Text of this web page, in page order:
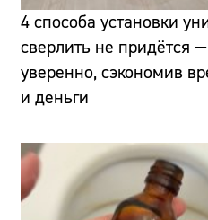
4 способа установки
сверлить не придётся
уверенно, сэкономив
и деньги